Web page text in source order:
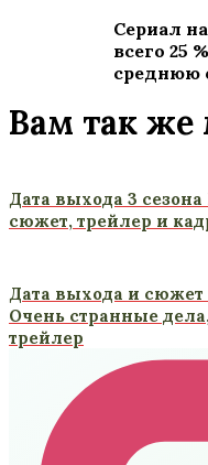
Сериал
всего 25
среднюю
Вам так же
Дата выхода 3
сюжет, трейлер и
Дата выхода и сюжет
Очень странные
трейлер